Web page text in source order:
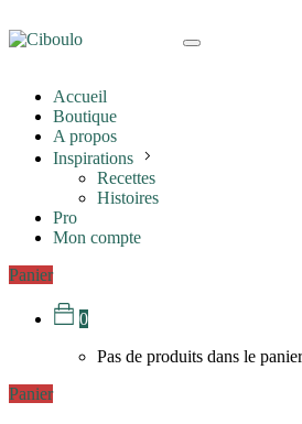
Accueil
Boutique
A propos
Inspirations
Recettes
Histoires
Pro
Mon compte
Panier
0
Pas de produits dans le panier
Panier